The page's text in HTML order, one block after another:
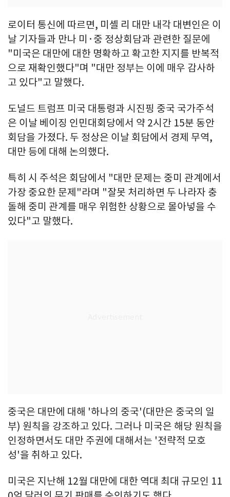
로이터 통신에 따르면, 미셸 리 대만 내각 대변인은 이
날 기자들과 만나 미·중 정상회담과 관련한 질문에
"미국은 대만에 대한 명확하고 확고한 지지를 반복적
으로 재확인했다"며 "대만 정부는 이에 매우 감사하
고 있다"고 말했다.
도널드 트럼프 미국 대통령과 시진핑 중국 국가주석
은 이날 베이징 인민대회당에서 약 2시간 15분 동안
회담을 가졌다. 두 정상은 이날 회담에서 경제 무역,
대만 등에 대해 논의했다.
특히 시 주석은 회담에서 "대만 문제는 중미 관계에서
가장 중요한 문제"라며 "잘못 처리하면 두 나라자 충
돌해 중미 관계를 매우 위험한 상황으로 몰아넣을 수
있다"고 말했다.
중국은 대만에 대해 '하나의 중국'(대만은 중국의 일
부) 원칙을 강조하고 있다. 그러나 미국은 해당 원칙을
인정하면서도 대만 주권에 대해서는 '전략적 모호
성'을 취하고 있다.
미국은 지난해 12월 대만에 대한 역대 최대 규모인 11